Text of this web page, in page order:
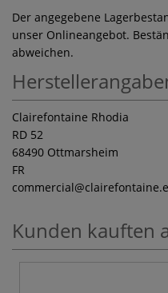
Der angegebene
unser Onlineangebot.
abweichen.
Clairefontaine Rhodia
RD 52
68490 Ottmarsheim
FR
commercial
Kunden kauften